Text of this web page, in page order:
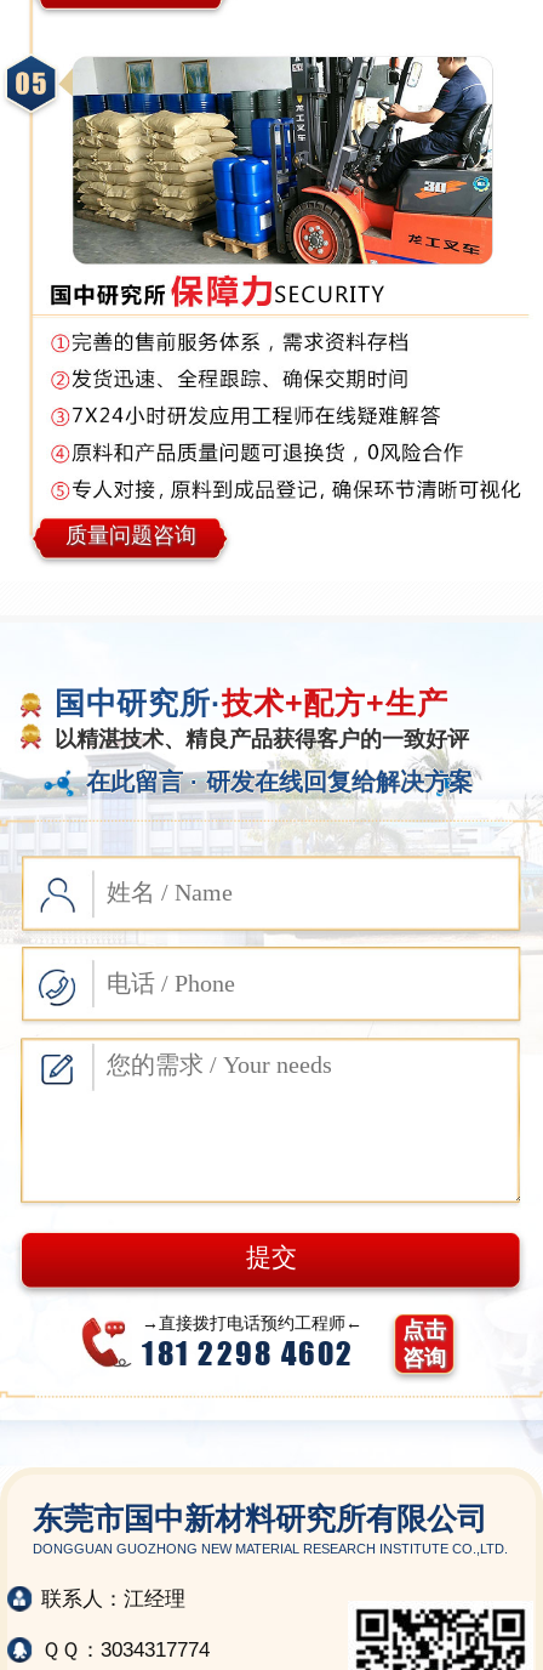
质量问题咨询
国中研究所·技术+配方+生产
以精湛技术、精良产品获得客户的一致好评
在此留言 · 研发在线回复给解决方案
→直接拨打电话预约工程师←
181 2298 4602
点击
咨询
东莞市国中新材料研究所有限公司
DONGGUAN GUOZHONG NEW MATERIAL RESEARCH INSTITUTE CO.,LTD.
联系人：江经理
ＱＱ：3034317774